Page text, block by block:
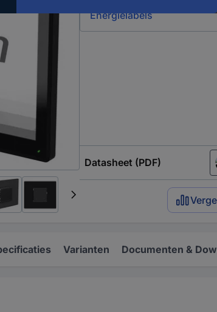
Energielabels
Datasheet (PDF)
Varianten Documenten &